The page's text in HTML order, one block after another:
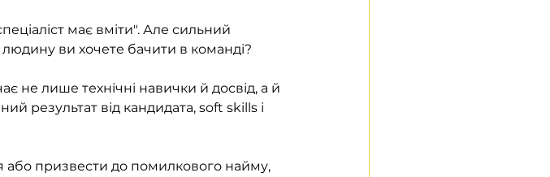
має вміти". Але сильний
ви хочете бачити в команді?
не лише технічні навички й досвід, а й
результат від кандидата, soft skills і
або призвести до помилкового найму,